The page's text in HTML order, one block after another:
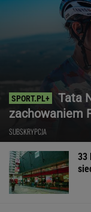
Tata
zachowaniem
SUBSKRYPCJA
33